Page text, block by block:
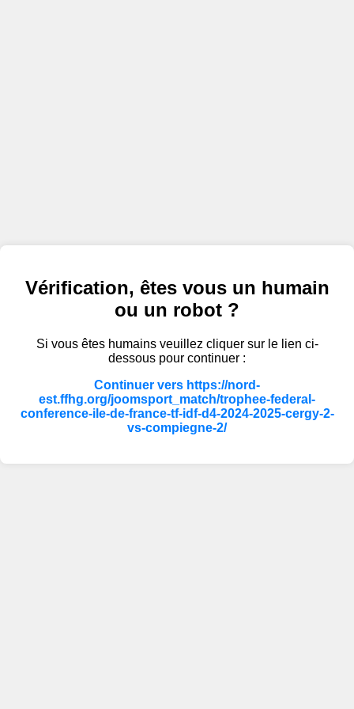
Vérification, êtes vous un humain
ou un robot ?
Si vous êtes humains veuillez cliquer sur le lien ci-
dessous pour continuer :
Continuer vers https://nord-
est.ffhg.org/joomsport_match/trophee-federal-
conference-ile-de-france-tf-idf-d4-2024-2025-cergy-2-
vs-compiegne-2/